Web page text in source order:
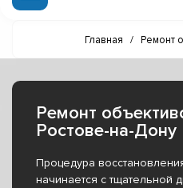
Главная / Ремонт
Ремонт
Ростове-на-Дону
Процедура
начинается с тщательной